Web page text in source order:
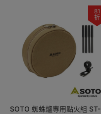
81
折
SOTO 蜘蛛爐專用點火組 ST-